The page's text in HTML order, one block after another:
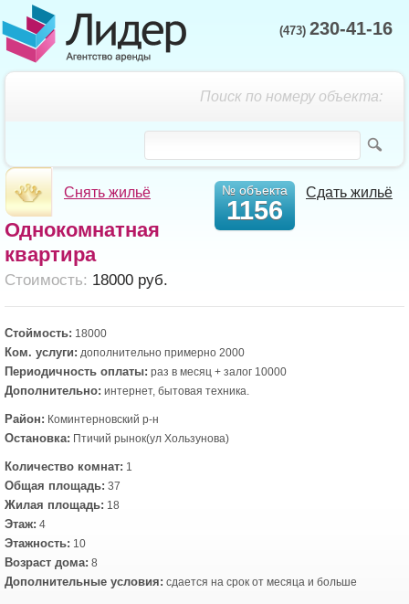
(473) 230-41-16
Поиск по номеру объекта:
Снять жильё Сдать жильё
№ объекта
1156
Однокомнатная
квартира
Cтоимость: 18000 руб.
Стоймость: 18000
Ком. услуги: дополнительно примерно 2000
Периодичность оплаты: раз в месяц + залог 10000
Дополнительно: интернет, бытовая техника.
Район: Коминтерновский р-н
Остановка: Птичий рынок(ул Хользунова)
Количество комнат: 1
Общая площадь: 37
Жилая площадь: 18
Этаж: 4
Этажность: 10
Возраст дома: 8
Дополнительные условия: сдается на срок от месяца и больше